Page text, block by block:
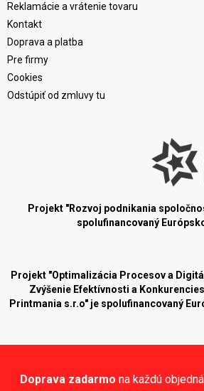
Doprava zadarmo na každú
Reklamácie a vrátenie tovaru
Kontakt
Doprava a platba
Pre firmy
Cookies
Odstúpiť od zmluvy tu
Projekt "Rozvoj podnikania
spolufinancovaný
Projekt "Optimalizácia Procesov a
Zvýšenie Efektívnosti a
Printmania s.r.o" je spolufinancovaný
Blog